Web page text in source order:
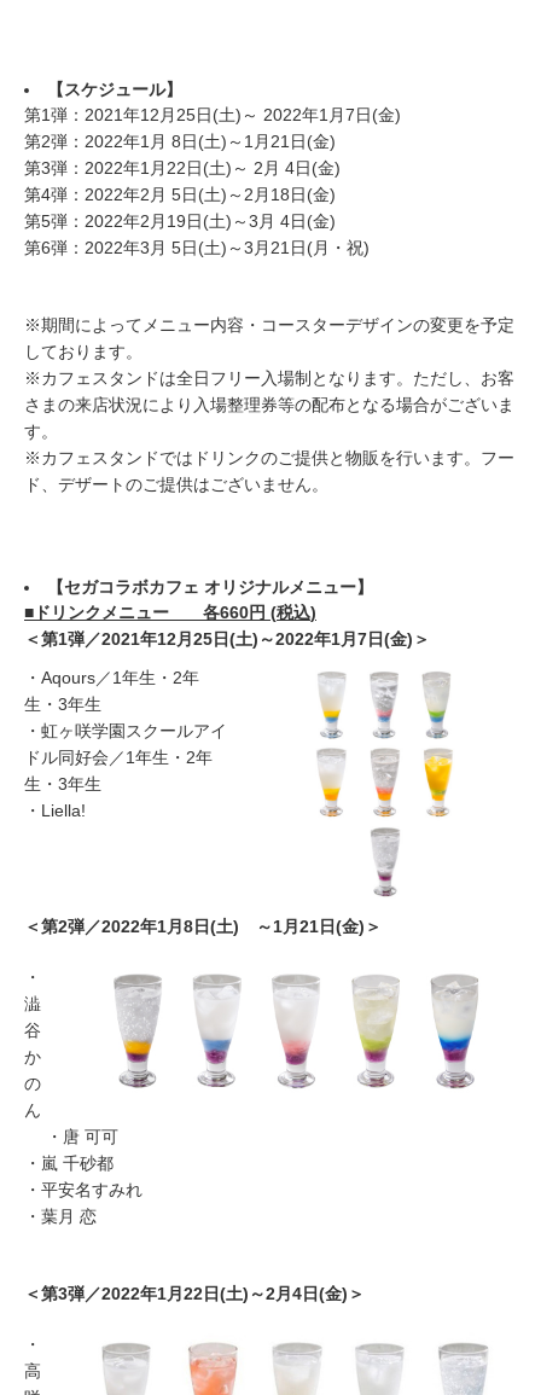
【スケジュール】
第1弾：2021年12月25日(土)～ 2022年1月7日(金)
第2弾：2022年1月 8日(土)～1月21日(金)
第3弾：2022年1月22日(土)～ 2月 4日(金)
第4弾：2022年2月 5日(土)～2月18日(金)
第5弾：2022年2月19日(土)～3月 4日(金)
第6弾：2022年3月 5日(土)～3月21日(月・祝)
※期間によってメニュー内容・コースターデザインの変更を予定
しております。
※カフェスタンドは全日フリー入場制となります。ただし、お客
さまの来店状況により入場整理券等の配布となる場合がございま
す。
※カフェスタンドではドリンクのご提供と物販を行います。フー
ド、デザートのご提供はございません。
【セガコラボカフェ オリジナルメニュー】
■ドリンクメニュー 各660円 (税込)
＜第1弾／2021年12月25日(土)～2022年1月7日(金)＞
・Aqours／1年生・2年
生・3年生
・虹ヶ咲学園スクールアイ
ドル同好会／1年生・2年
生・3年生
・Liella!
＜第2弾／2022年1月8日(土) ～1月21日(金)＞
・
澁
谷
か
の
ん
・唐 可可
・嵐 千砂都
・平安名すみれ
・葉月 恋
＜第3弾／2022年1月22日(土)～2月4日(金)＞
・
高